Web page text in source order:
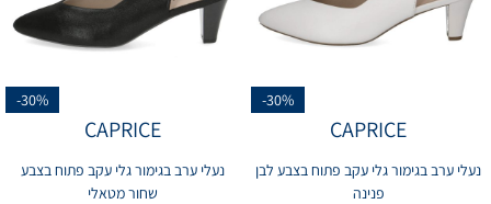
-30%
CAPRICE
נעלי ערב בגימור גלי עקב פתוח בצבע לבן
פנינה
-30%
CAPRICE
נעלי ערב בגימור גלי עקב פתוח בצבע
שחור מטאלי